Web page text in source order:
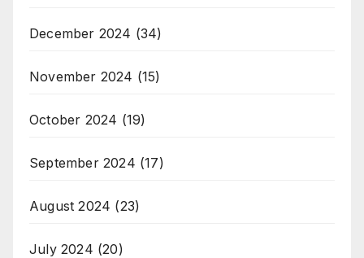
December 2024 (34)
November 2024 (15)
October 2024 (19)
September 2024 (17)
August 2024 (23)
July 2024 (20)